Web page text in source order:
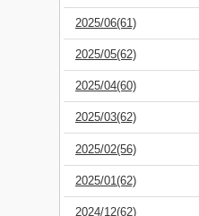
2025/06(61)
2025/05(62)
2025/04(60)
2025/03(62)
2025/02(56)
2025/01(62)
2024/12(62)